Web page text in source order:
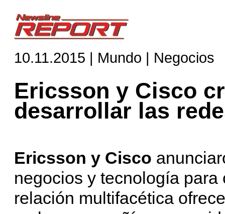
10.11.2015 | Mundo | Negocios
Ericsson y Cisco
desarrollar las
Ericsson y Cisco
negocios y tecnología
relación multifacética